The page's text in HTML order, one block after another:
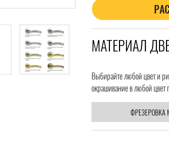
МАТЕРИАЛ
Выбирайте любой цвет и
окрашивание в любой цвет
ФРЕЗЕРОВКА